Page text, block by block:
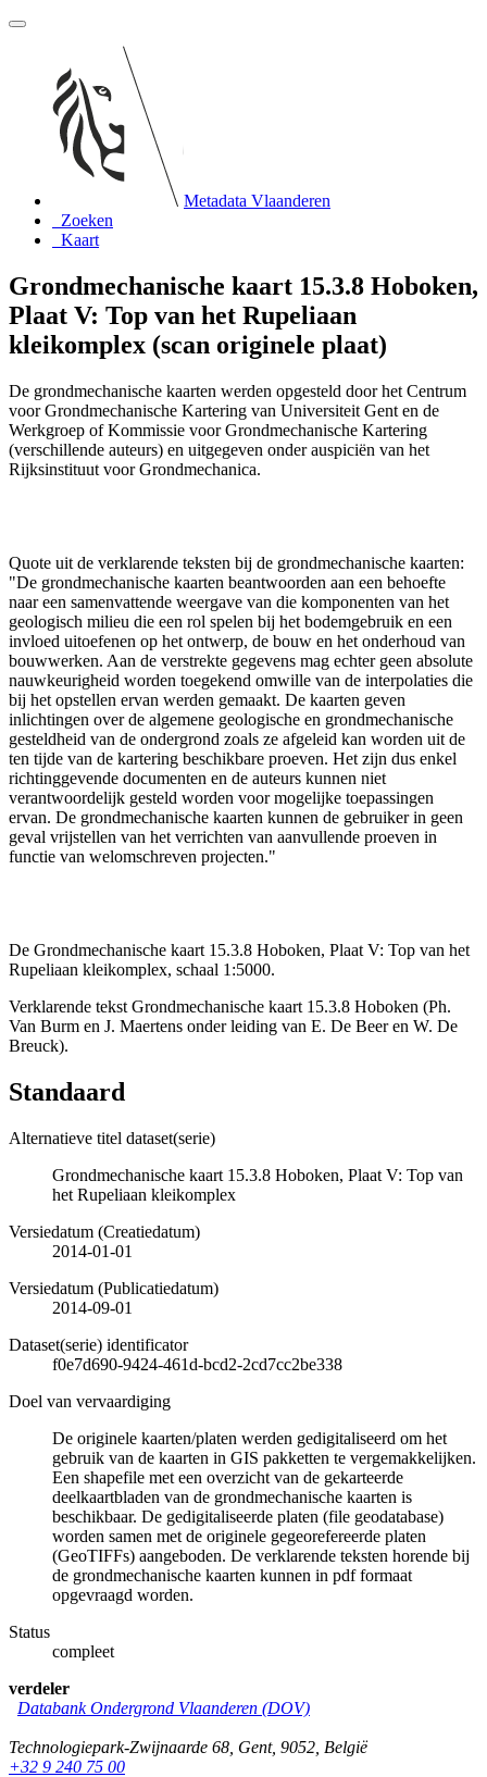
Metadata Vlaanderen
Zoeken
Kaart
Grondmechanische kaart 15.3.8 Hoboken,
Plaat V: Top van het Rupeliaan
kleikomplex (scan originele plaat)
De grondmechanische kaarten werden opgesteld door het Centrum
voor Grondmechanische Kartering van Universiteit Gent en de
Werkgroep of Kommissie voor Grondmechanische Kartering
(verschillende auteurs) en uitgegeven onder auspiciën van het
Rijksinstituut voor Grondmechanica.
Quote uit de verklarende teksten bij de grondmechanische kaarten:
"De grondmechanische kaarten beantwoorden aan een behoefte
naar een samenvattende weergave van die komponenten van het
geologisch milieu die een rol spelen bij het bodemgebruik en een
invloed uitoefenen op het ontwerp, de bouw en het onderhoud van
bouwwerken. Aan de verstrekte gegevens mag echter geen absolute
nauwkeurigheid worden toegekend omwille van de interpolaties die
bij het opstellen ervan werden gemaakt. De kaarten geven
inlichtingen over de algemene geologische en grondmechanische
gesteldheid van de ondergrond zoals ze afgeleid kan worden uit de
ten tijde van de kartering beschikbare proeven. Het zijn dus enkel
richtinggevende documenten en de auteurs kunnen niet
verantwoordelijk gesteld worden voor mogelijke toepassingen
ervan. De grondmechanische kaarten kunnen de gebruiker in geen
geval vrijstellen van het verrichten van aanvullende proeven in
functie van welomschreven projecten."
De Grondmechanische kaart 15.3.8 Hoboken, Plaat V: Top van het
Rupeliaan kleikomplex, schaal 1:5000.
Verklarende tekst Grondmechanische kaart 15.3.8 Hoboken (Ph.
Van Burm en J. Maertens onder leiding van E. De Beer en W. De
Breuck).
Standaard
Alternatieve titel dataset(serie)
Grondmechanische kaart 15.3.8 Hoboken, Plaat V: Top van
het Rupeliaan kleikomplex
Versiedatum (Creatiedatum)
2014-01-01
Versiedatum (Publicatiedatum)
2014-09-01
Dataset(serie) identificator
f0e7d690-9424-461d-bcd2-2cd7cc2be338
Doel van vervaardiging
De originele kaarten/platen werden gedigitaliseerd om het
gebruik van de kaarten in GIS pakketten te vergemakkelijken.
Een shapefile met een overzicht van de gekarteerde
deelkaartbladen van de grondmechanische kaarten is
beschikbaar. De gedigitaliseerde platen (file geodatabase)
worden samen met de originele gegeorefereerde platen
(GeoTIFFs) aangeboden. De verklarende teksten horende bij
de grondmechanische kaarten kunnen in pdf formaat
opgevraagd worden.
Status
compleet
verdeler
Databank Ondergrond Vlaanderen (DOV)
Technologiepark-Zwijnaarde 68 Gent, 9052 België
+32 9 240 75 00